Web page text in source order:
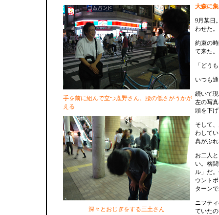
手を前に組んで立つ鹿野さん。腰の低さがうかが
える
深々とおじぎをする三土さん
大森に
9月某日
わせた。
約束の
て来た。
「どう
いつも
続いて
左の写
頭を下
そして
わして
真がぶ
お二人
い。格
ル」だ
ウント
ターン
ニフテ
ていた